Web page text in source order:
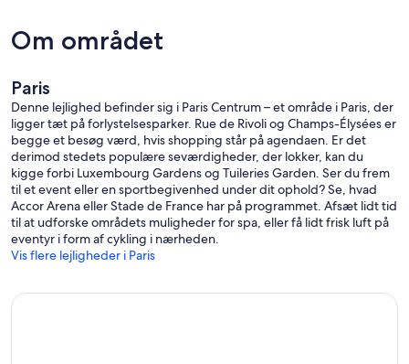
Om området
Paris
Denne lejlighed befinder sig i Paris Centrum – et område i Paris, der
ligger tæt på forlystelsesparker. Rue de Rivoli og Champs-Élysées er
begge et besøg værd, hvis shopping står på agendaen. Er det
derimod stedets populære seværdigheder, der lokker, kan du
kigge forbi Luxembourg Gardens og Tuileries Garden. Ser du frem
til et event eller en sportbegivenhed under dit ophold? Se, hvad
Accor Arena eller Stade de France har på programmet. Afsæt lidt tid
til at udforske områdets muligheder for spa, eller få lidt frisk luft på
eventyr i form af cykling i nærheden.
Vis flere lejligheder i Paris